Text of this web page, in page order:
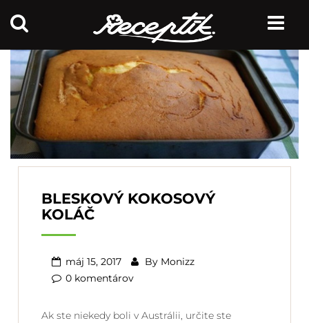
BLESKOVÝ KOKOSOVÝ
KOLÁČ
máj 15, 2017 By Monizz
0 komentárov
Ak ste niekedy boli v Austrálii, určite ste